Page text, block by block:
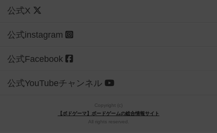
公式X
公式instagram
公式Facebook
公式YouTubeチャンネル
Copyright (c)
【ボドゲーマ】ボードゲームの総合情報サイト
All rights reserved.